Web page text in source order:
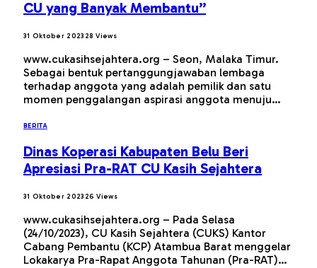
CU yang Banyak Membantu”
31 Oktober 2023 28Views
www.cukasihsejahtera.org – Seon, Malaka Timur.
Sebagai bentuk pertanggungjawaban lembaga
terhadap anggota yang adalah pemilik dan satu
momen penggalangan aspirasi anggota menuju…
BERITA
Dinas Koperasi Kabupaten Belu Beri
Apresiasi Pra-RAT CU Kasih Sejahtera
31 Oktober 2023 26Views
www.cukasihsejahtera.org – Pada Selasa
(24/10/2023), CU Kasih Sejahtera (CUKS) Kantor
Cabang Pembantu (KCP) Atambua Barat menggelar
Lokakarya Pra-Rapat Anggota Tahunan (Pra-RAT)…